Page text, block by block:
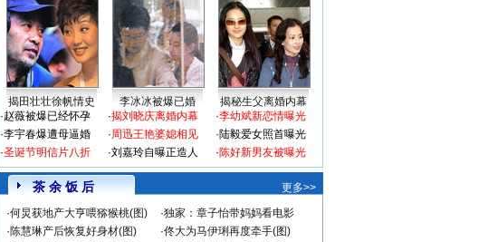
揭田壮壮徐帆情史 李冰冰被爆已婚
揭秘生父离婚内幕
·赵薇被爆已经怀孕
·李宇春爆遭母逼婚
·圣诞节明信片八折
·揭刘晓庆离婚内幕
·周迅王艳婆媳相见
·刘嘉玲自曝正造人
·李幼斌新恋情曝光
·陆毅爱女照首曝光
·陈好新男友被曝光
茶 余 饭 后
更多>>
·何炅获地产大亨喂猕猴桃(图) ·独家：章子怡带妈妈看电影
·陈慧琳产后恢复好身材(图) ·佟大为马伊琍再度牵手(图)